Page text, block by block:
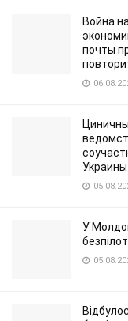
Война
почты
Украины
У